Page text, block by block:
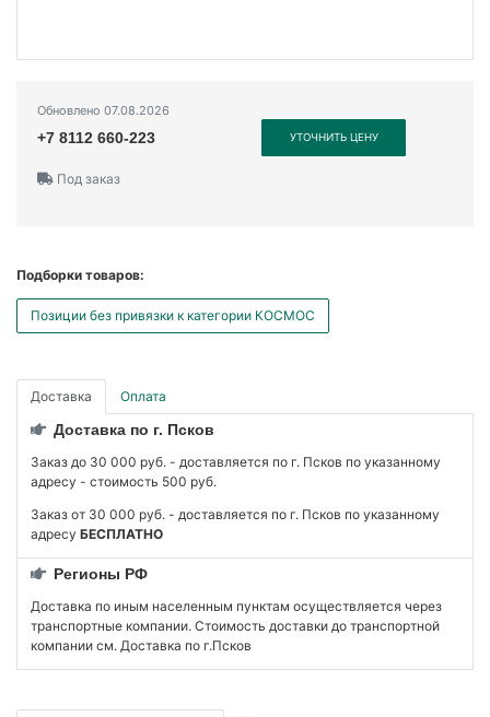
Обновлено 07.08.2026
+7 8112 660-223 УТОЧНИТЬ ЦЕНУ
Под заказ
Подборки товаров:
Позиции без привязки к категории КОСМОС
Доставка Оплата
Доставка по г. Псков
Заказ до 30 000 руб. - доставляется по г. Псков по указанному
адресу - стоимость 500 руб.
Заказ от 30 000 руб. - доставляется по г. Псков по указанному
адресу БЕСПЛАТНО
Регионы РФ
Доставка по иным населенным пунктам осуществляется через
транспортные компании. Стоимость доставки до транспортной
компании см. Доставка по г.Псков